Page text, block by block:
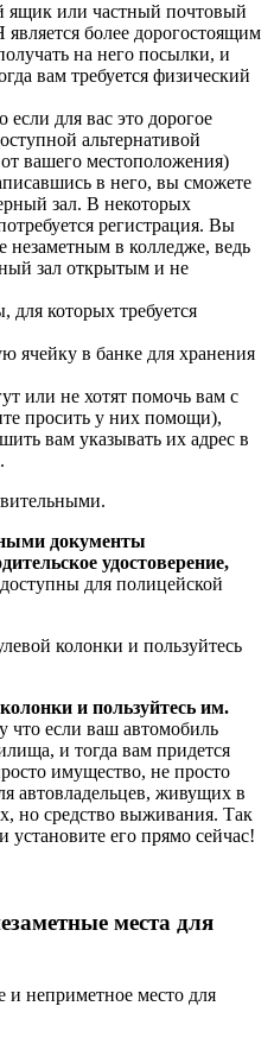
ящик или частный почтовый
более дорогостоящим
на него посылки, и
вам требуется физический
если для вас это дорогое
альтернативой
вашего местоположения)
в него, вы сможете
зал. В некоторых
регистрация. Вы
незаметным в колледже, ведь
зал открытым и не
для которых требуется
ячейку в банке для хранения
или не хотят помочь вам с
просить у них помощи),
вам указывать их адрес в
документы
удостоверение,
для полицейской
и пользуйтесь им.
что если ваш автомобиль
и тогда вам придется
имущество, не просто
автовладельцев, живущих в
но средство выживания. Так
установите его прямо сейчас!
места для